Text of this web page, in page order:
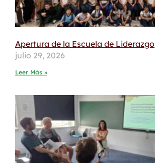
Apertura de la Escuela de Liderazgo
julio 29, 2026
Leer Más »